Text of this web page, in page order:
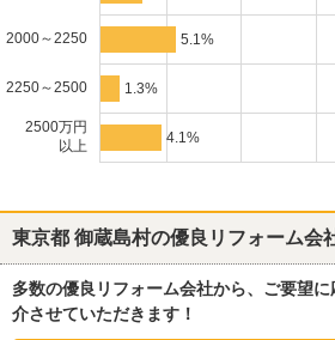
2000～2250 5.1%
2250～2500 1.3%
2500万円
以上
4.1%
東京都 御蔵島村の優良リフォーム会
多数の優良リフォーム会社から、ご要望
介させていただきます！